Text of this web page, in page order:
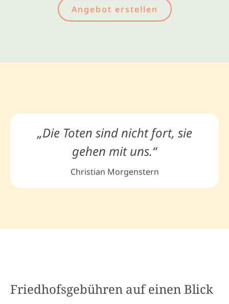
Angebot erstellen
„Die Toten sind nicht fort, sie
gehen mit uns.“
Christian Morgenstern
Friedhofsgebühren auf einen Blick